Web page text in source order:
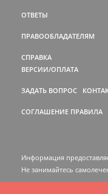
ОТВЕТЫ
ПРАВООБЛАДАТЕЛЯМ
СПРАВКА
ВЕРСИИ/ОПЛАТА
ЗАДАТЬ ВОПРОС
СОГЛАШЕНИЕ ПРАВИЛА
Информация
Не занимайтесь